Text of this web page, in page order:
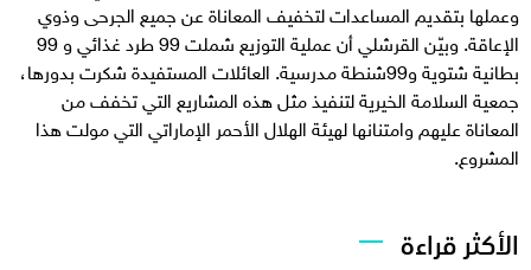
وعملها بتقديم المساعدات لتخفيف المعاناة عن جميع الجرحى وذوي
الإعاقة. وبيّن القرشلي أن عملية التوزيع شملت 99 طرد غذائي و 99
بطانية شتوية و99شنطة مدرسية. العائلات المستفيدة شكرت بدورها،
جمعية السلامة الخيرية لتنفيذ مثل هذه المشاريع التي تخفف من
المعاناة عليهم وامتنانها لهيئة الهلال الأحمر الإماراتي التي مولت هذا
المشروع.
الأكثر قراءة